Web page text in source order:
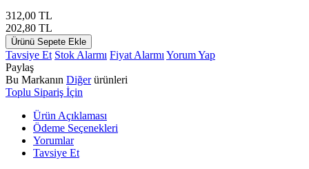
312,00 TL
202,80 TL
Ürünü Sepete Ekle
Tavsiye Et Stok Alarmı Fiyat Alarmı Yorum Yap
Paylaş
Bu Markanın Diğerürünleri
Toplu Sipariş İçin
Ürün Açıklaması
Ödeme Seçenekleri
Yorumlar
Tavsiye Et